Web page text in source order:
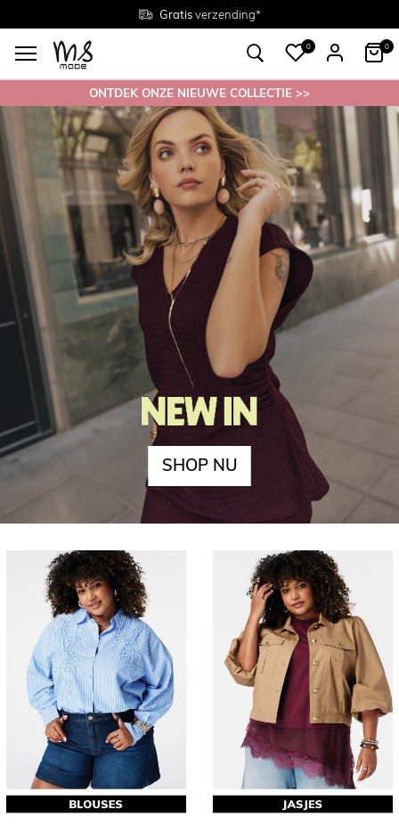
Gratisverzending*
Maten38 - 54
Gratisretourneren in de winkel
0 0
ONTDEK ONZE NIEUWE COLLECTIE >>
SHOP NU